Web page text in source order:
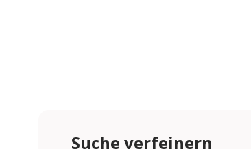
Suche verfeinern